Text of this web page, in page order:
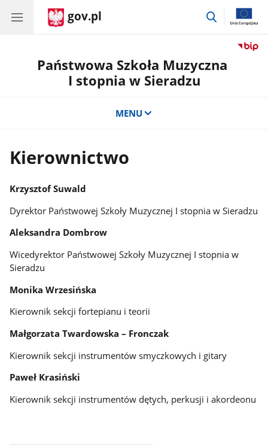
gov.pl
przejdź
Państwowa Szkoła Muzyczna
I stopnia w Sieradzu
MENU
Kierownictwo
Krzysztof Suwald
Dyrektor Państwowej Szkoły Muzycznej I stopnia w Sieradzu
Aleksandra Dombrow
Wicedyrektor Państwowej Szkoły Muzycznej I stopnia w
Sieradzu
Monika Wrzesińska
Kierownik sekcji fortepianu i teorii
Małgorzata Twardowska – Fronczak
Kierownik sekcji instrumentów smyczkowych i gitary
Paweł Krasiński
Kierownik sekcji instrumentów dętych, perkusji i akordeonu